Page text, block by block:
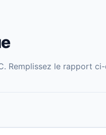
Remplissez le rapport